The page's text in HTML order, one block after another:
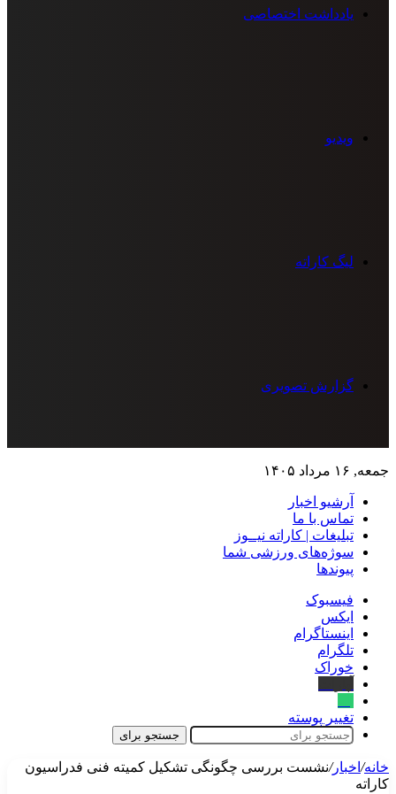
یادداشت اختصاصی
ویدیو
لیگ کاراته
گزارش تصویری
جمعه, ۱۶ مرداد ۱۴۰۵
آرشیو اخبار
تماس‌ با‌ ما
تبلیغات | کاراته نیــوز
سوژه‌های ورزشی شما
پیوندها
فیسبوک
ایکس
اینستاگرام
تلگرام
خوراک
تغییر پوسته
جستجو برای
خانه/ اخبار/نشست بررسی چگونگی تشکیل کمیته فنی فدراسیون
کاراته